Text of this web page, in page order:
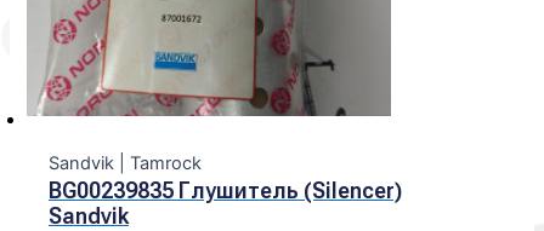
Sandvik | Tamroсk
BG00239835 Глушитель (Silencer)
Sandvik